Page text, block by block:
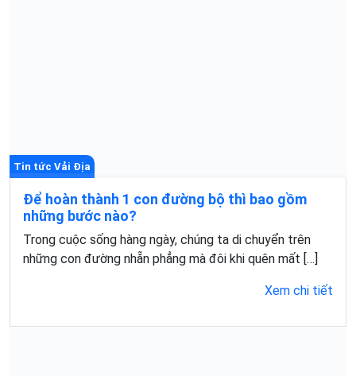
Tin tức Vải Địa
Để hoàn thành 1 con đường bộ thì bao gồm
những bước nào?
Trong cuộc sống hàng ngày, chúng ta di chuyển trên
những con đường nhẵn phẳng mà đôi khi quên mất […]
Xem chi tiết